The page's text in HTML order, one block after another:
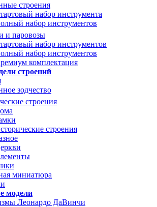
строения
набор инструмента
набор инструментов
и паровозы
набор инструментов
набор инструментов
комплектация
строений
зодчество
строения
строения
миниатюра
модели
Леонардо ДаВинчи